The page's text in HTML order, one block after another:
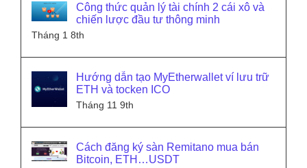
Công thức quản lý tài chính 2 cái xô và
chiến lược đầu tư thông minh
Tháng 1 8th
Hướng dẫn tạo MyEtherwallet ví lưu trữ
ETH và tocken ICO
Tháng 11 9th
Cách đăng ký sàn Remitano mua bán
Bitcoin, ETH…USDT